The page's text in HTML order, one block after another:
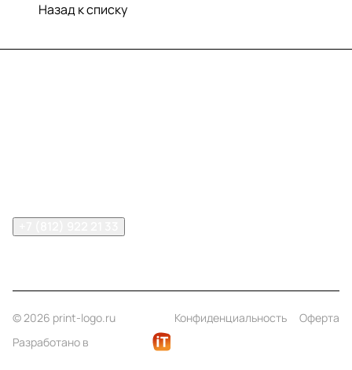
Назад к списку
© 2026 print-logo.ru Конфиденциальность
Оферта
Разработано в